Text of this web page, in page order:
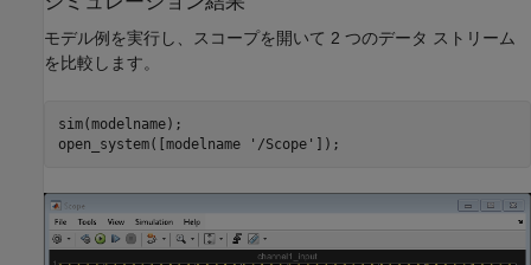
モデル例を実行し、スコープを開いて 2 つのデータ ストリーム
を比較します。
sim(modelname);
open_system([modelname
'/Scope'